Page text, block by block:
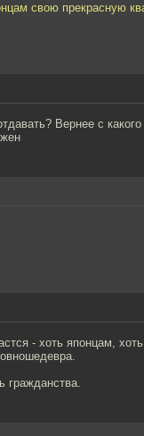
свою прекрасную
Вернее с
- хоть японцам,
гражданства.